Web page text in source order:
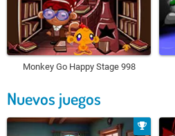
Monkey Go Happy Stage 998
Nuevos juegos